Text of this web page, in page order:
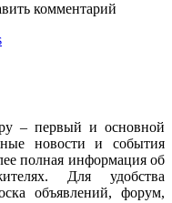
комментарий
– первый и основной
новости и события
полная информация об
Для удобства
объявлений, форум,